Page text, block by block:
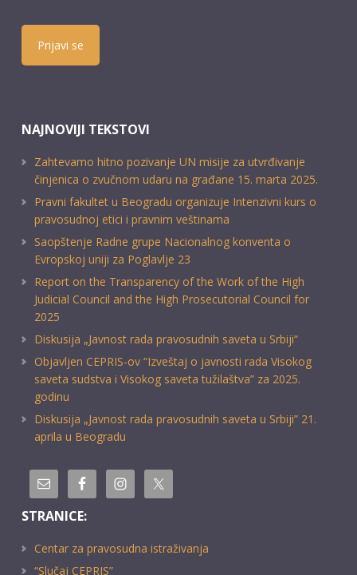
Prijavi se
NAJNOVIJI TEKSTOVI
Zahtevamo hitno pozivanje UN misije za utvrđivanje
činjenica o zvučnom udaru na građane 15. marta 2025.
Pravni fakultet u Beogradu organizuje Intenzivni kurs o
pravosudnoj etici i pravnim veštinama
Saopštenje Radne grupe Nacionalnog konventa o
Evropskoj uniji za Poglavlje 23
Report on the Transparency of the Work of the High
Judicial Council and the High Prosecutorial Council for
2025
Diskusija „Javnost rada pravosudnih saveta u Srbiji“
Objavljen CEPRIS-ov “Izveštaj o javnosti rada Visokog
saveta sudstva i Visokog saveta tužilaštva” za 2025.
godinu
Diskusija „Javnost rada pravosudnih saveta u Srbiji” 21.
aprila u Beogradu
STRANICE:
Centar za pravosudna istraživanja
“Slučaj CEPRIS”